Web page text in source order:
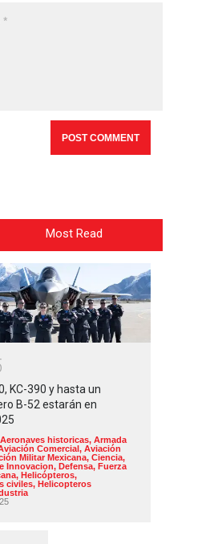
Most Read
KC-390 y hasta un
B-52 estarán en
Aeronaves historicas, Armada
Comercial, Aviación
Militar Mexicana, Ciencia,
Innovacion, Defensa, Fuerza
, Helicópteros,
civiles, Helicopteros